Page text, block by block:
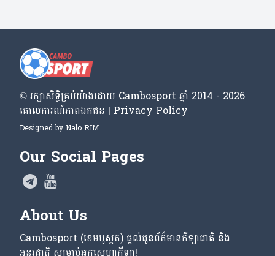
© រក្សា​សិទ្ធិ​គ្រប់​យ៉ាង​ដោយ​ Cambosport ឆ្នាំ 2014 - 2026
គោលការណ៍​ភាព​ឯកជន | Privacy Policy
Designed by Nalo RIM
Our Social Pages
About Us
Cambosport (ខេមបូស្ពត) ផ្តល់ជូនព័ត៌មានកីឡាជាតិ និង